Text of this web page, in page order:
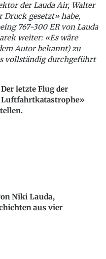
der Lauda Air, Walter
gesetzt» habe,
767-300 ER von Lauda
weiter: «Es wäre
Autor bekannt) zu
vollständig durchgeführt
letzte Flug der
Luftfahrtkatastrophe»
Niki Lauda,
aus vier